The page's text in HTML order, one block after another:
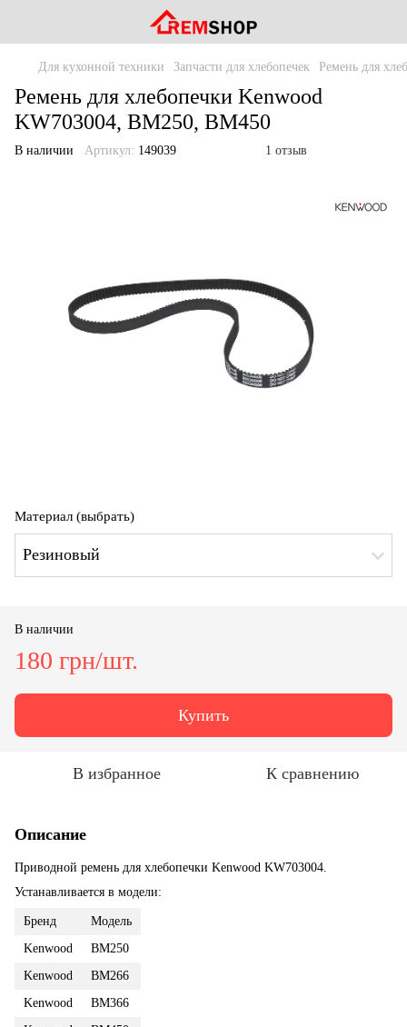
Для кухонной техники Запчасти для хлебопечек Ремень для
Ремень для хлебопечки Kenwood
KW703004, BM250, BM450
В наличии Артикул: 149039 1 отзыв
Материал (выбрать)
Резиновый
В наличии
180 грн/шт.
Купить
В избранное К сравнению
Описание
Приводной ремень для хлебопечки Kenwood KW703004.
Устанавливается в модели:
Бренд
Модель
Kenwood
BM250
Kenwood
BM266
Kenwood
BM366